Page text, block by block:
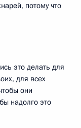
потому что
это делать для
для всех
они
надолго это